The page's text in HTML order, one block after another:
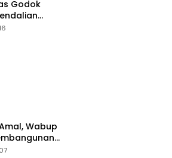
Godok
Lewat FGD
Wabup